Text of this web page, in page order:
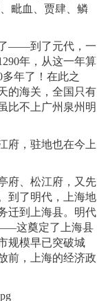
毗血、贾肆、鳞
——到了元代，一
年，从这一年算
年了！在此之
的海关，全国只有
比不上广州泉州明
，驻地也在今上
、松江府，又先
到了明代，上海地
迁到上海县。明代
这奠定了上海县
规模早已突破城
前，上海的经济政